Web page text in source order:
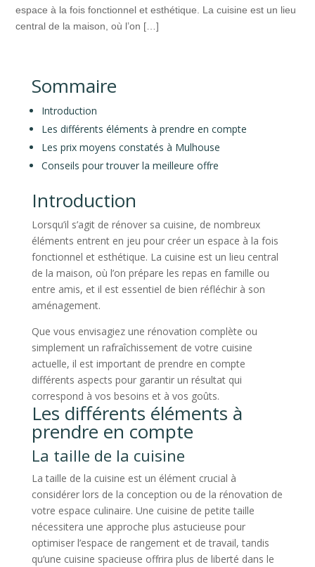
espace à la fois fonctionnel et esthétique. La cuisine est un lieu
central de la maison, où l’on […]
Sommaire
Introduction
Les différents éléments à prendre en compte
Les prix moyens constatés à Mulhouse
Conseils pour trouver la meilleure offre
Introduction
Lorsqu’il s’agit de rénover sa cuisine, de nombreux
éléments entrent en jeu pour créer un espace à la fois
fonctionnel et esthétique. La cuisine est un lieu central
de la maison, où l’on prépare les repas en famille ou
entre amis, et il est essentiel de bien réfléchir à son
aménagement.
Que vous envisagiez une rénovation complète ou
simplement un rafraîchissement de votre cuisine
actuelle, il est important de prendre en compte
différents aspects pour garantir un résultat qui
correspond à vos besoins et à vos goûts.
Les différents éléments à
prendre en compte
La taille de la cuisine
La taille de la cuisine est un élément crucial à
considérer lors de la conception ou de la rénovation de
votre espace culinaire. Une cuisine de petite taille
nécessitera une approche plus astucieuse pour
optimiser l’espace de rangement et de travail, tandis
qu’une cuisine spacieuse offrira plus de liberté dans le